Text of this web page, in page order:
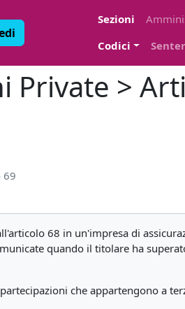
Sezioni
Codici
Private >
69
68 in un'impresa di
quando il titolare ha
che appartengono a